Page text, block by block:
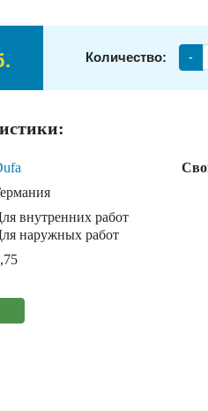
Количество: -
внутренних работ
наружных работ